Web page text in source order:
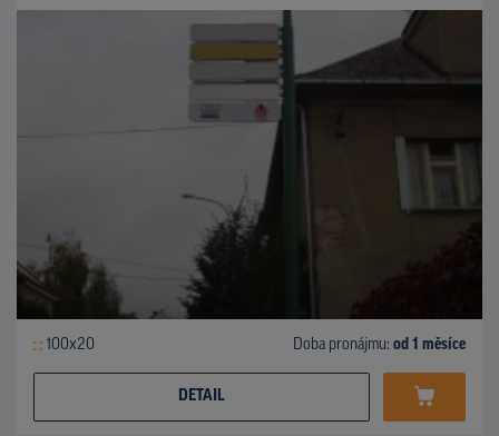
100x20 Doba pronájmu: od 1 měsíce
DETAIL